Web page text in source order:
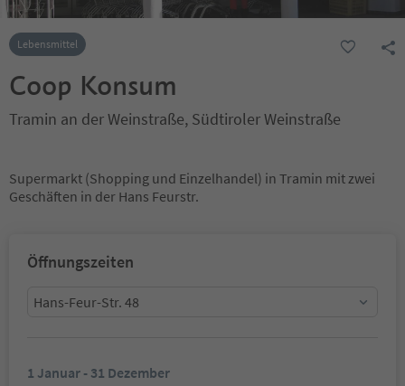
Lebensmittel
Coop Konsum
Tramin an der Weinstraße, Südtiroler Weinstraße
Supermarkt (Shopping und Einzelhandel) in Tramin mit zwei
Geschäften in der Hans Feurstr.
Öffnungszeiten
Hans-Feur-Str. 48
1 Januar - 31 Dezember